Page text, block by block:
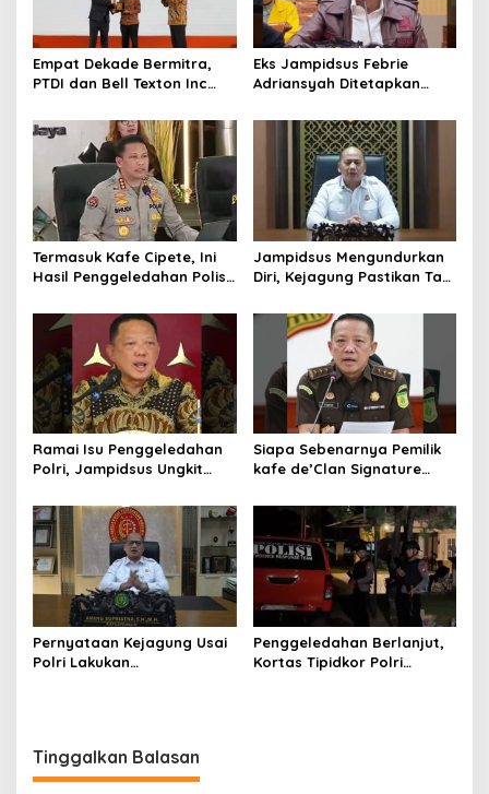
Empat Dekade Bermitra,
PTDI dan Bell Texton Inc
Kembangkan Industri
Helikopter
Eks Jampidsus Febrie
Adriansyah Ditetapkan
Kejagung Rajut Kongsi
Termasuk Kafe Cipete, Ini
Hasil Penggeledahan Polisi
Jampidsus Mengundurkan
Diri, Kejagung Pastikan Tak
Hukum di Gedung Bundar
Ramai Isu Penggeledahan
Polri, Jampidsus Ungkit
Kejagung RI
Siapa Sebenarnya Pemilik
kafe de’Clan Signature
Nama Jampidsus
Mendadak Jadi Sorotan
Pernyataan Kejagung Usai
Polri Lakukan
Penggeledahan Berlanjut,
Kortas Tipidkor Polri
Tinggalkan Balasan